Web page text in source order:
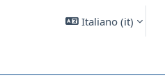
Italiano ‎(it)‎